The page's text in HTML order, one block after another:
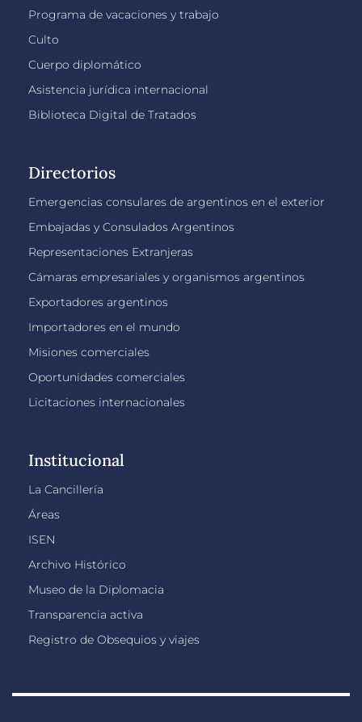
Programa de vacaciones y trabajo
Culto
Cuerpo diplomático
Asistencia jurídica internacional
Biblioteca Digital de Tratados
Directorios
Emergencias consulares de argentinos en el exterior
Embajadas y Consulados Argentinos
Representaciones Extranjeras
Cámaras empresariales y organismos argentinos
Exportadores argentinos
Importadores en el mundo
Misiones comerciales
Oportunidades comerciales
Licitaciones internacionales
Institucional
La Cancillería
Áreas
ISEN
Archivo Histórico
Museo de la Diplomacia
Transparencia activa
Registro de Obsequios y viajes